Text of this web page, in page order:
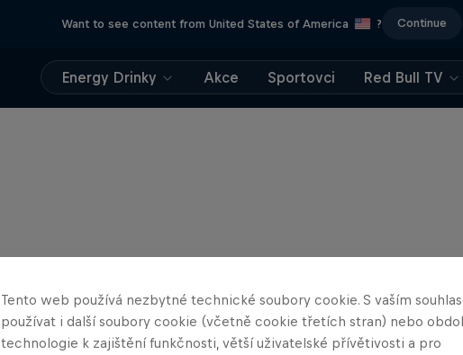
Want to see content from United States of America ? Continue
Energy Drinky Akce Sportovci Red Bull TV
Tento web používá nezbytné technické soubory cookie. S vaším
používat i další soubory cookie (včetně cookie třetích stran) nebo
technologie k zajištění funkčnosti, větší uživatelské přívětivosti a pro